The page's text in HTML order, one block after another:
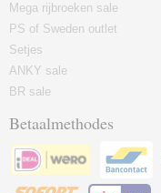
Mega rijbroeken sale
PS of Sweden outlet
Setjes
ANKY sale
BR sale
Betaalmethodes